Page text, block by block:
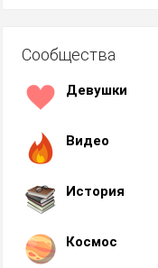
Сообщества
Девушки
Видео
История
Космос